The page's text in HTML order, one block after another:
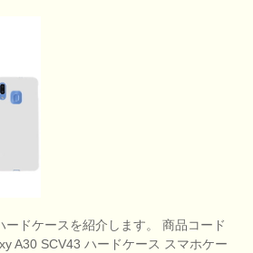
ードケースを紹介します。 商品コード
A30 SCV43 ハードケース スマホケー